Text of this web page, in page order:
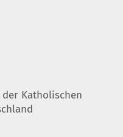
der Katholischen